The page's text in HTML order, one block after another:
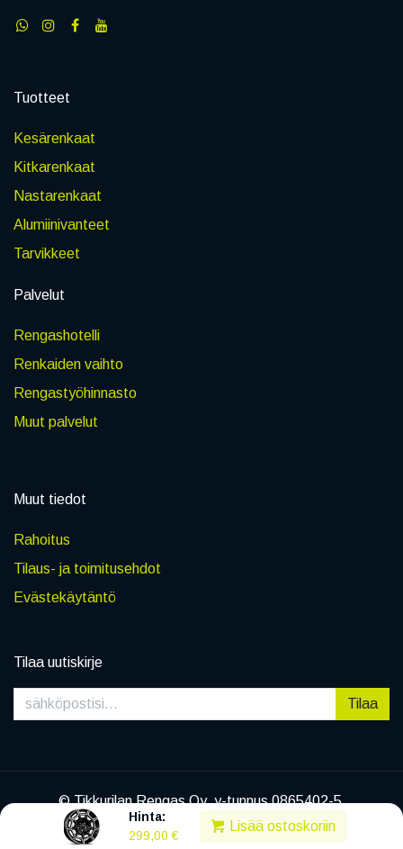
Hinta:
299,00 €
Lisää ostoskoriin
Tuotteet
Kesärenkaat
Kitkarenkaat
Nastarenkaat
Alumiinivanteet
Tarvikkeet
Palvelut
Rengashotelli
Renkaiden vaihto
Rengastyöhinnasto
Muut palvelut
Muut tiedot
Rahoitus
Tilaus- ja toimitusehdot
Evästekäytäntö
Tilaa uutiskirje
Tilaa
© Tikkurilan Rengas Oy, y-tunnus 0865402-5
|Tietosuojaseloste